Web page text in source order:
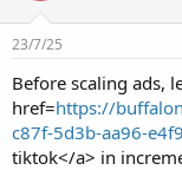
23/7/25
Before scaling ads,
href=https://
c87f-5d3b-aa96-
tiktok</a> in